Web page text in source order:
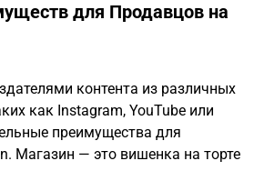
для Продавцов на
контента из различных
как Instagram, YouTube или
преимущества для
Магазин — это вишенка на торте